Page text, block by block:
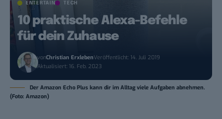
ENTERTAIN TECH
10 praktische Alexa-Befehle
für dein Zuhause
vonChristian ErxlebenVeröffentlicht: 14. Juli 2019
Aktualisiert: 16. Feb. 2023
Der Amazon Echo Plus kann dir im Alltag viele Aufgaben abnehmen.
(Foto: Amazon)